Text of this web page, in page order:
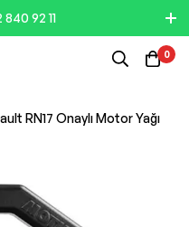
92 11
0
RN17 Onaylı Motor Yağı